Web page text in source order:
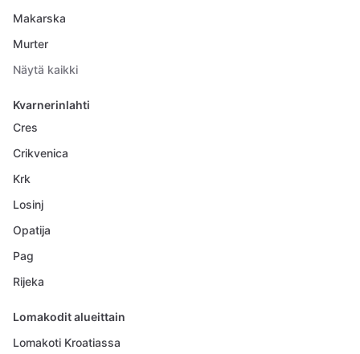
Makarska
Murter
Näytä kaikki
Kvarnerinlahti
Cres
Crikvenica
Krk
Losinj
Opatija
Pag
Rijeka
Lomakodit alueittain
Lomakoti Kroatiassa